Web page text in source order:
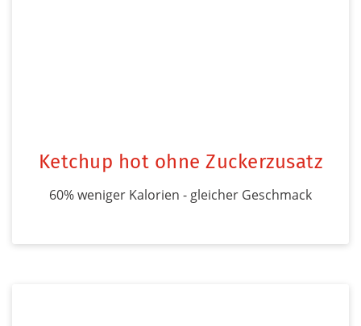
Ketchup hot ohne Zuckerzusatz
60% weniger Kalorien - gleicher Geschmack